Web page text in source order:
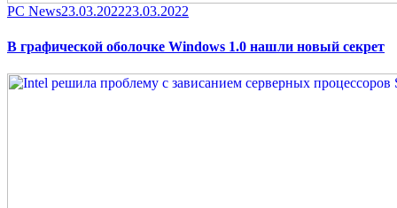
Category
PC NewsPosted
23.03.202223.03.2022
В графической оболочке Windows 1.0 нашли новый секрет